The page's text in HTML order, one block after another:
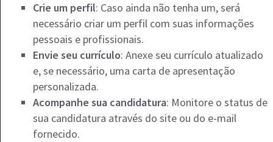
Crie um perfil: Caso ainda não tenha um, será
necessário criar um perfil com suas informações
pessoais e profissionais.
Envie seu currículo: Anexe seu currículo atualizado
e, se necessário, uma carta de apresentação
personalizada.
Acompanhe sua candidatura: Monitore o status de
sua candidatura através do site ou do e-mail
fornecido.